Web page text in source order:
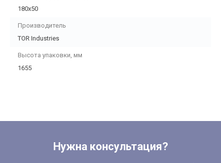
180х50
Производитель
TOR Industries
Высота упаковки, мм
1655
Нужна консультация?